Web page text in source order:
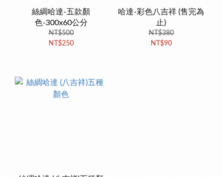
絲綢哈達-五款顏
色-300x60公分
NT$500
NT$250
哈達-彩色八吉祥 (售完為
止)
NT$380
NT$90